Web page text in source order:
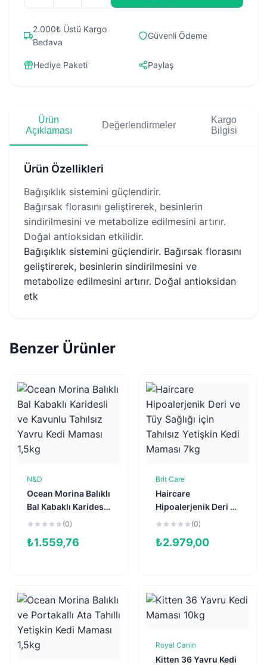
2.000₺ Üstü Kargo
Bedava
Güvenli Ödeme
Hediye Paketi Paylaş
Ürün
Açıklaması
Değerlendirmeler
Kargo
Bilgisi
Ürün Özellikleri
Bağışıklık sistemini güçlendirir.
Bağırsak florasını geliştirerek, besinlerin
sindirilmesini ve metabolize edilmesini artırır.
Doğal antioksidan etkilidir.
Bağışıklık sistemini güçlendirir. Bağırsak florasını
geliştirerek, besinlerin sindirilmesini ve
metabolize edilmesini artırır. Doğal antioksidan
etk
Benzer Ürünler
N&D
Ocean Morina Balıklı
Bal Kabaklı Karidesli
ve Kavunlu Tahılsız
1,5kg
(0)
₺1.559,76
Sepete Ekle
Brit Care
Haircare
Hipoalerjenik Deri ve
Tüy Sağlığı için
Kedi Maması 7kg
(0)
₺2.979,00
Sepete Ekle
Royal Canin
Kitten 36 Yavru Kedi